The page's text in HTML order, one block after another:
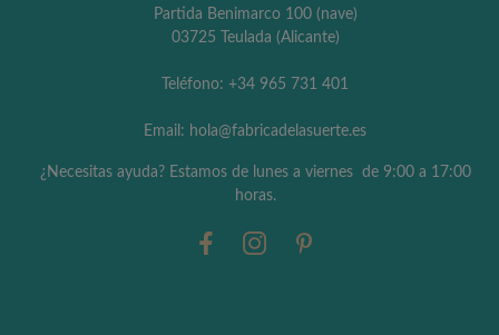
Partida Benimarco 100 (nave)
03725 Teulada (Alicante)
Teléfono: +34 965 731 401
Email: hola@fabricadelasuerte.es
¿Necesitas ayuda? Estamos de lunes a viernes de 9:00 a 17:00
horas.